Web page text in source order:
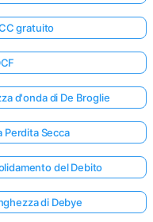
gratuito
d'onda di De Broglie
Perdita Secca
del Debito
di Debye